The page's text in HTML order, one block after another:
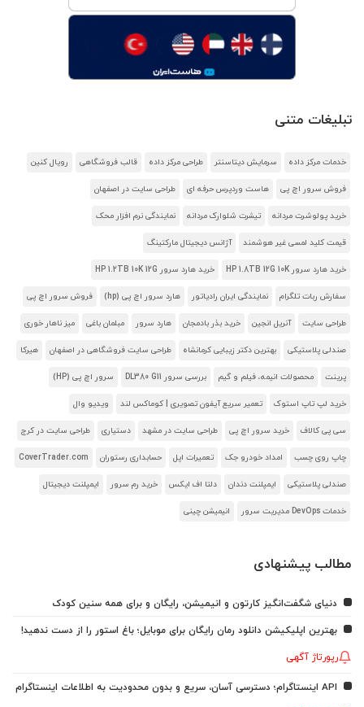
تبلیغات متنی
خدمات مرکز داده سرمایش دیتاسنتر طراحی مرکز داده قالب فروشگاهی رویال کنین
فروش سرور اچ پی هاست وردپرس حرفه ای طراحی سایت در اصفهان
خرید پولوشرت مردانه تیشرت شلوارک مردانه نمایندگی نرم افزار محک
قیمت کلید لمسی غیر هوشمند آژانس دیجیتال مارکتینگ
خرید هارد سرور HP 1.8TB 12G 10K خرید هارد سرور HP 1.2TB 10K 12G
سفارش ربات تلگرام نمایندگی ایران رادیاتور هارد سرور اچ پی (hp) فروش سرور اچ پی
طراحی سایت آنریل انجین خرید بذر بادمجان هارد سرور مبلمان باغی میز ناهار خوری
صندلی پلاستیکی بهترین دکتر زیبایی کرمانشاه طراحی سایت فروشگاهی در اصفهان هیرکا
پرینت محصولات انیمه، فیلم و گیم بررسی سرور DL380 G11 سرور اچ پی (HP)
خرید لپ تاپ استوک تعمیر سریع آیفون تصویری | کوماکس لند ویدیو وال
سی پی کالاف خرید سرور اچ پی طراحی سایت در مشهد دستیاری طراحی سایت در کرج
چاپ روی چسب امداد خودرو جک تعمیرات اپل حسابداری رستوران CoverTrader.com
صندلی پلاستیکی ایمپلنت دندان دلتا اف ایکس خرید رم سرور ایمپلنت دیجیتال
خدمات DevOps مدیریت سرور انیمیشن چینی
مطالب پیشنهادی
دنیای شگفت‌انگیز کارتون و انیمیشن، رایگان و برای همه سنین کودک
بهترین اپلیکیشن دانلود رمان رایگان برای موبایل؛ باغ استور را از دست ندهید!
رپورتاژ آگهی
API اینستاگرام؛ دسترسی آسان، سریع و بدون محدودیت به اطلاعات اینستاگرام